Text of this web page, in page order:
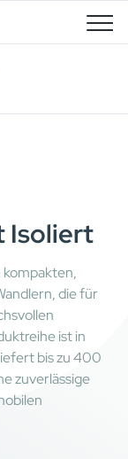
Isoliert
die für
ist in
bis zu 400
zuverlässige